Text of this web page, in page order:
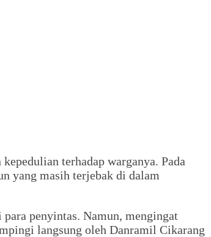
terhadap warganya. Pada
yang masih terjebak di dalam
penyintas. Namun, mengingat
langsung oleh Danramil Cikarang